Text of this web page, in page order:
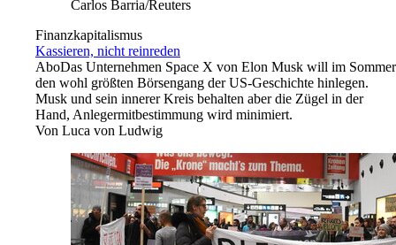
Carlos Barria/Reuters
Finanzkapitalismus
Kassieren, nicht reinreden
AboDas Unternehmen Space X von Elon Musk will im Sommer
den wohl größten Börsengang der US-Geschichte hinlegen.
Musk und sein innerer Kreis behalten aber die Zügel in der
Hand, Anlegermitbestimmung wird minimiert.
Von Luca von Ludwig